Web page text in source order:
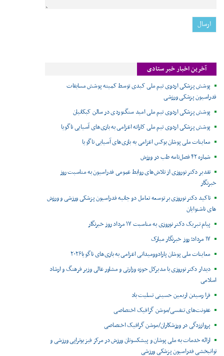
آخرین اخبار خبر ستادی
پوشش پزشکی اردوی تیم ملی کبدی توسط کمیته پوشش مسابقات
فدراسیون پزشکی ورزشی
پوشش پزشکی اردوی تیم ملی امید سنگنوردی در سالن کبکانیان
پوشش پزشکی اردوی تیم ملی کاراته اعزامی به بازی‌های آسیایی ناگویا
معاینات ملی پوشان بوکس اعزامی به بازی‌های آسیایی ناگویا
شماره ۴۲ فصل‌نامه طب در ورزش
تقدیر دکتر نوروزی از تلاش‌های روابط عمومی فدراسیون به مناسبت روز
خبرنگار
تاکید دکتر نوروزی بر توسعه تعامل دو جانبه فدراسیون پزشکی ورزشی و ورزش
های ناشنوایان
پیام تبریک دکتر نوروزی به مناسبت ۱۷ مرداد روز خبرنگار
۱۷ مرداد؛ روز خبرنگار مبارک
معاینات ملی پوشان پارادوومیدانی اعزامی به بازی‌های ناگویا۲۰۲۶
دیدار دکتر نوروزی با مدیرکل حوزه وزارتی و مشاور عالی وزیر فرهنگ و ارشاد
اسلامی
فرا رسیدن اربعین حسینی تسلیت باد
عفونت‌های تنفسی/موشن گرافیک اختصاصی
پرواززدگی در ورزشکاران/موشن گرافیک اختصاصی
ارائه خدمات به ملی پوشان و پیشکسوتان ورزش در مرکز فیزیوتراپی ورزشی و
توانبخشی فدراسیون پزشکی ورزشی